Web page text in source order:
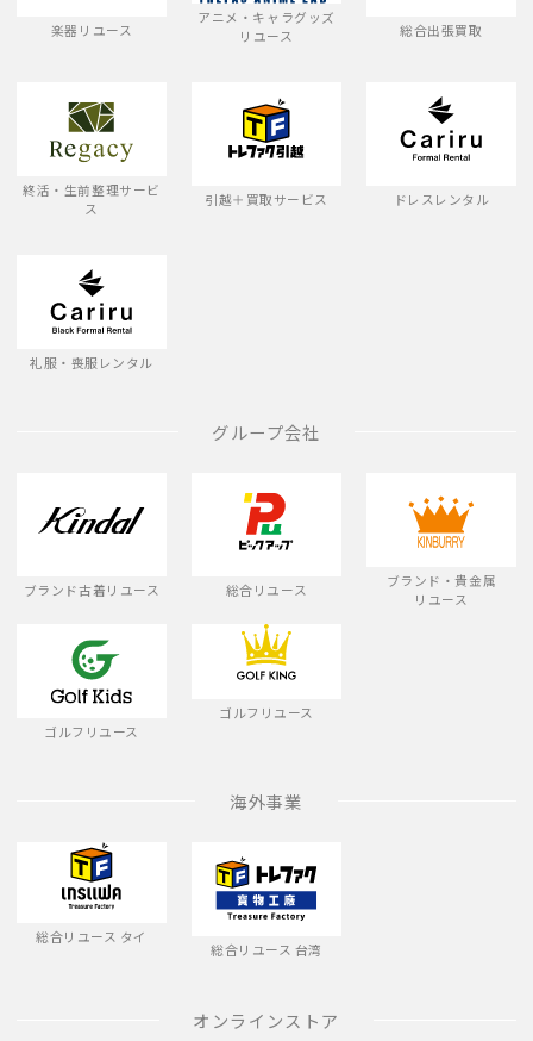
楽器リユース
アニメ・キャラグッズ
リユース
総合出張買取
終活・生前整理サービ
ス
引越＋買取サービス ドレスレンタル
礼服・喪服レンタル
グループ会社
ブランド古着リユース 総合リユース
ブランド・貴金属
リユース
ゴルフリユース
ゴルフリユース
海外事業
総合リユース タイ
総合リユース 台湾
オンラインストア